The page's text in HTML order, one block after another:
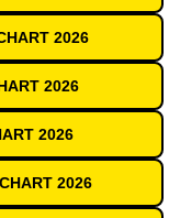
2026
2026
2026
2026